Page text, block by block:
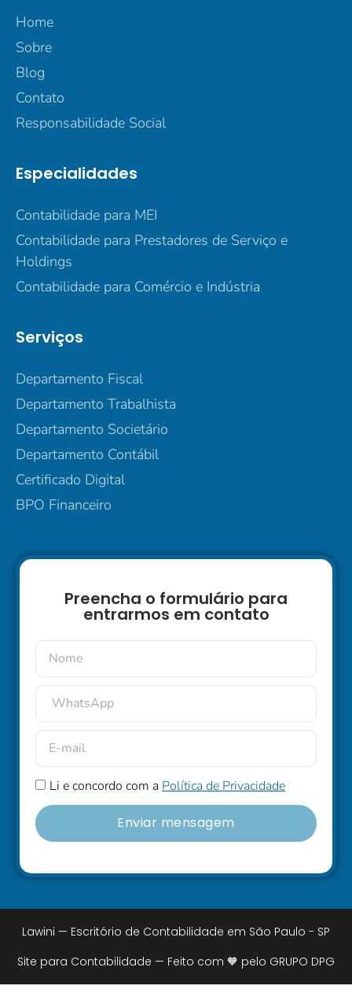
Home
Sobre
Blog
Contato
Responsabilidade Social
Especialidades
Contabilidade para MEI
Contabilidade para Prestadores de Serviço e
Holdings
Contabilidade para Comércio e Indústria
Serviços
Departamento Fiscal
Departamento Trabalhista
Departamento Societário
Departamento Contábil
Certificado Digital
BPO Financeiro
Preencha o formulário para
entrarmos em contato
Li e concordo com a Política de Privacidade
Enviar mensagem
Lawini — Escritório de Contabilidade em São Paulo - SP
Site para Contabilidade — Feito com 🧡 pelo GRUPO DPG